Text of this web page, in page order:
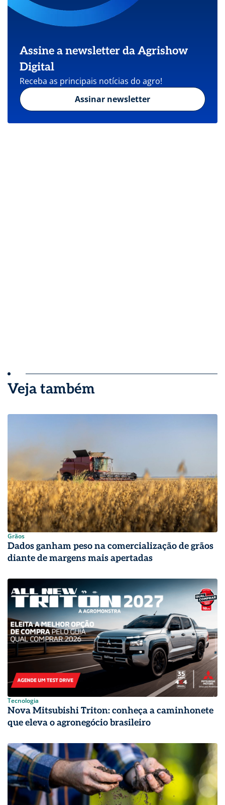
Assine a newsletter da Agrishow
Digital
Receba as principais notícias do agro!
Assinar newsletter
Veja também
Grãos
Dados ganham peso na comercialização de grãos
diante de margens mais apertadas
Tecnologia
Nova Mitsubishi Triton: conheça a caminhonete
que eleva o agronegócio brasileiro